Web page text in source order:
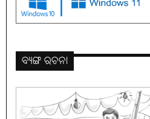
ବ୍ୟଙ୍ଗ ରଚନା